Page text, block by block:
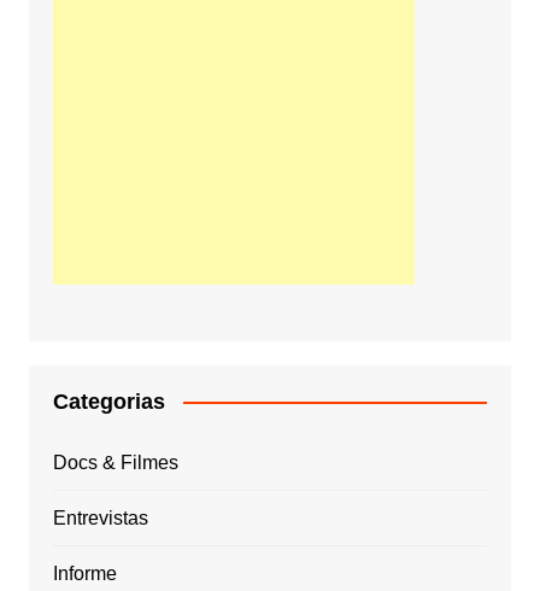
Categorias
Docs & Filmes
Entrevistas
Informe